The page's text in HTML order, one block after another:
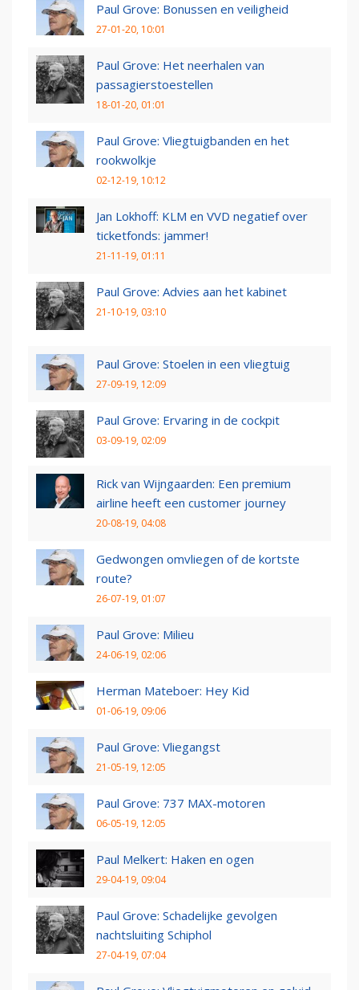
Paul Grove: Bonussen en veiligheid
27-01-20, 10:01
Paul Grove: Het neerhalen van
passagierstoestellen
18-01-20, 01:01
Paul Grove: Vliegtuigbanden en het
rookwolkje
02-12-19, 10:12
Jan Lokhoff: KLM en VVD negatief over
ticketfonds: jammer!
21-11-19, 01:11
Paul Grove: Advies aan het kabinet
21-10-19, 03:10
Paul Grove: Stoelen in een vliegtuig
27-09-19, 12:09
Paul Grove: Ervaring in de cockpit
03-09-19, 02:09
Rick van Wijngaarden: Een premium
airline heeft een customer journey
20-08-19, 04:08
Gedwongen omvliegen of de kortste
route?
26-07-19, 01:07
Paul Grove: Milieu
24-06-19, 02:06
Herman Mateboer: Hey Kid
01-06-19, 09:06
Paul Grove: Vliegangst
21-05-19, 12:05
Paul Grove: 737 MAX-motoren
06-05-19, 12:05
Paul Melkert: Haken en ogen
29-04-19, 09:04
Paul Grove: Schadelijke gevolgen
nachtsluiting Schiphol
27-04-19, 07:04